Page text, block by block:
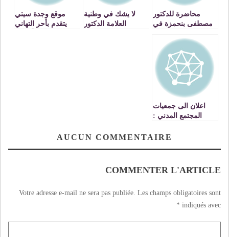
محاضرة للدكتور
مصطفى بنحمزة في
العلمي VIDEOS
لا يشك في وطنية
العلامة الدكتور
موقع وجدة سيتي
يتقدم بأحر التهاني
اعلان الى جمعيات
المجتمع المدني :
مشاريع ذات النفعAUCUN COMMENTAIRE
COMMENTER L'ARTICLE
Votre adresse e-mail ne sera pas publiée. Les champs obligatoires sont
indiqués avec
*